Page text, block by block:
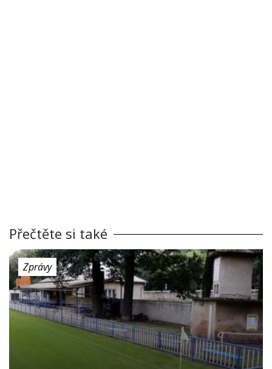
Přečtěte si také
Zprávy